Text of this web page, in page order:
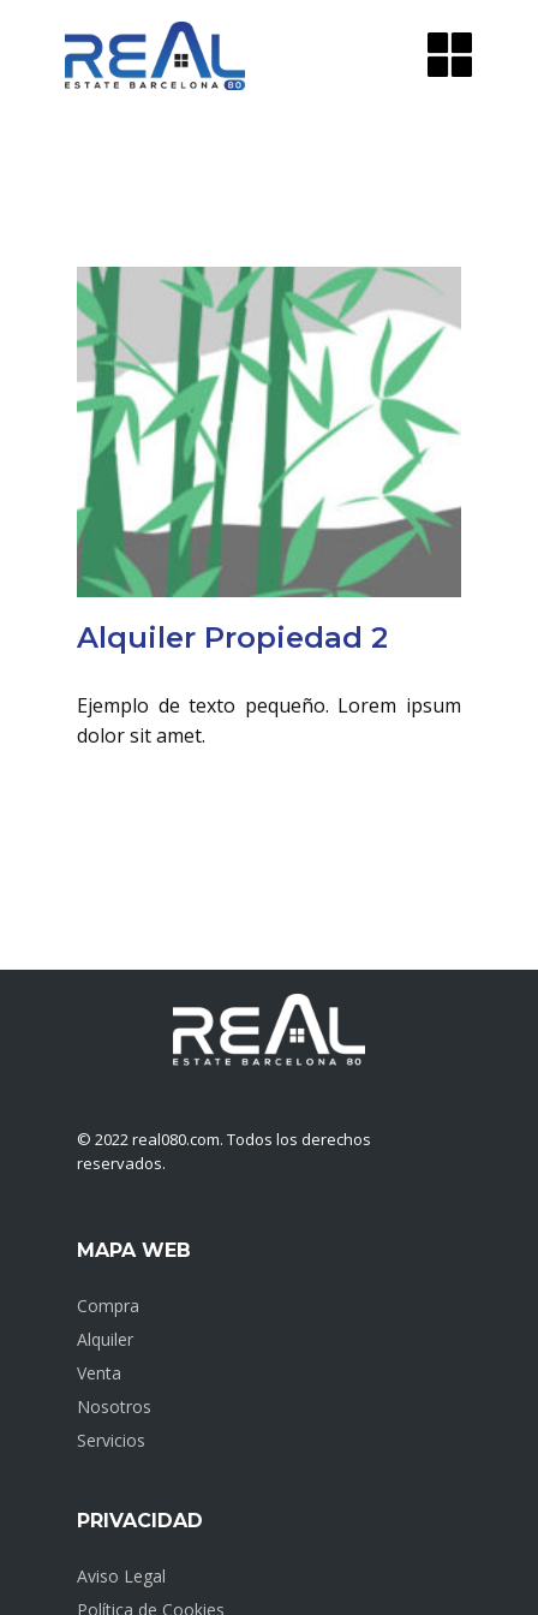
Alquiler Propiedad 2
Ejemplo de texto pequeño. Lorem ipsum
dolor sit amet.
© 2022 ​real080.com. Todos los derechos
reservados.
MAPA WEB
Compra
Alquiler
Venta
Nosotros
Servicios
PRIVACIDAD
Aviso Legal
Política de Cookies